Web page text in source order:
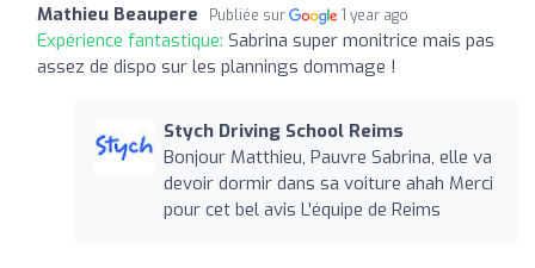
Mathieu Beaupere Publiée sur 1 year ago
Expérience fantastique: Sabrina super monitrice mais pas
assez de dispo sur les plannings dommage !
Stych Driving School Reims
Bonjour Matthieu, Pauvre Sabrina, elle va
devoir dormir dans sa voiture ahah Merci
pour cet bel avis L'équipe de Reims